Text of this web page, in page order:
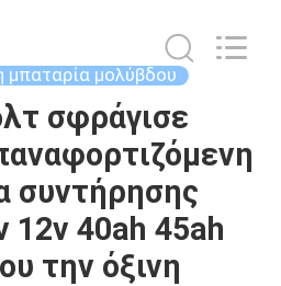
μπαταρία μολύβδου
σφράγισε
συντήρησης
12v 40ah 45ah
την όξινη